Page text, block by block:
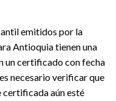
emitidos por la
Antioquia tienen una
un certificado con fecha
necesario verificar que
aún esté